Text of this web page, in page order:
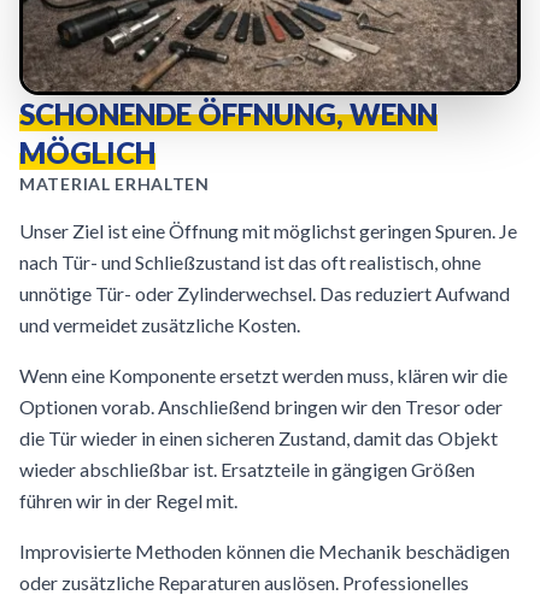
SCHONENDE ÖFFNUNG, WENN
MÖGLICH
MATERIAL ERHALTEN
Unser Ziel ist eine Öffnung mit möglichst geringen Spuren. Je
nach Tür- und Schließzustand ist das oft realistisch, ohne
unnötige Tür- oder Zylinderwechsel. Das reduziert Aufwand
und vermeidet zusätzliche Kosten.
Wenn eine Komponente ersetzt werden muss, klären wir die
Optionen vorab. Anschließend bringen wir den Tresor oder
die Tür wieder in einen sicheren Zustand, damit das Objekt
wieder abschließbar ist. Ersatzteile in gängigen Größen
führen wir in der Regel mit.
Improvisierte Methoden können die Mechanik beschädigen
oder zusätzliche Reparaturen auslösen. Professionelles